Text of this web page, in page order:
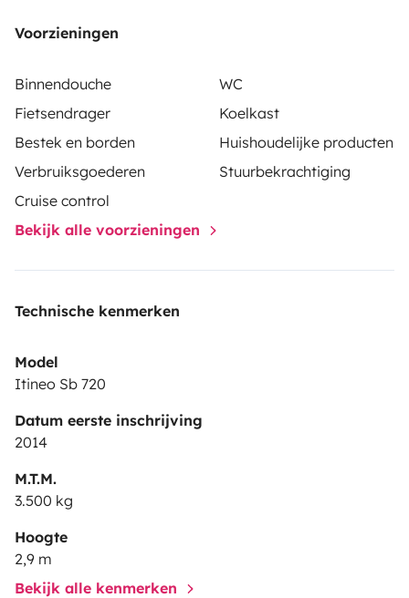
Voorzieningen
Binnendouche
WC
Fietsendrager
Koelkast
Bestek en borden
Huishoudelijke producten
Verbruiksgoederen
Stuurbekrachtiging
Cruise control
Bekijk alle voorzieningen
Technische kenmerken
Model
Itineo Sb 720
Datum eerste inschrijving
2014
M.T.M.
3.500 kg
Hoogte
2,9 m
Bekijk alle kenmerken